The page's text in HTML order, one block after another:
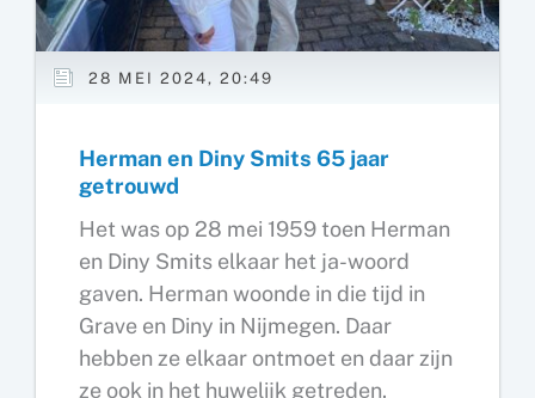
28 MEI 2024, 20:49
Herman en Diny Smits 65 jaar
getrouwd
Het was op 28 mei 1959 toen Herman
en Diny Smits elkaar het ja-woord
gaven. Herman woonde in die tijd in
Grave en Diny in Nijmegen. Daar
hebben ze elkaar ontmoet en daar zijn
ze ook in het huwelijk getreden.